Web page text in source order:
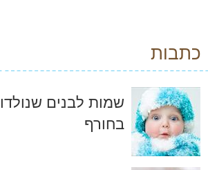
כתבות
שמות לבנים שנולדו
בחורף